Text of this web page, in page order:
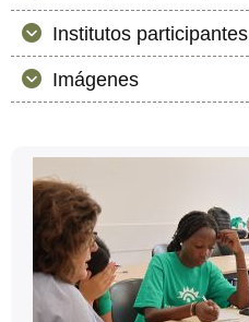
Institutos participantes
Imágenes
Información
complementaria
Contacto